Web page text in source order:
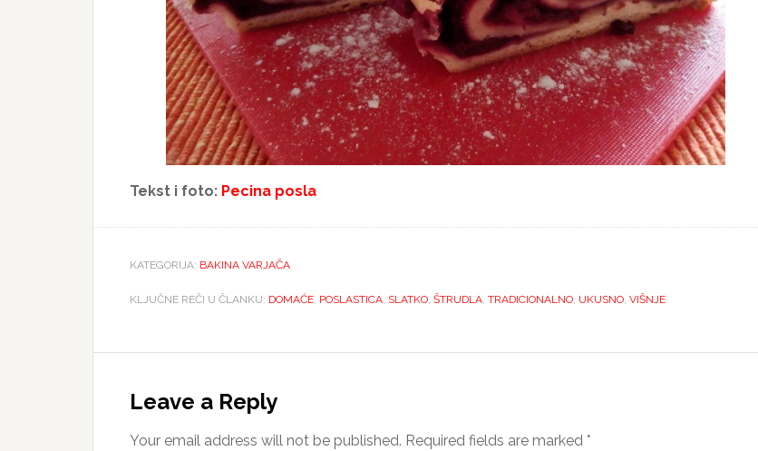
Tekst i foto: Pecina posla
KATEGORIJA: BAKINA VARJAČA
KLJUČNE REČI U ČLANKU: DOMAĆE, POSLASTICA, SLATKO, ŠTRUDLA, TRADICIONALNO, UKUSNO, VIŠNJE
Interactions
Leave a Reply
Your email address will not be published. Required fields are marked *